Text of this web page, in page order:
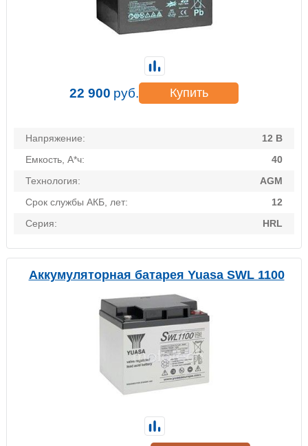
Напряжение:
12 В
Емкость, А*ч:
40
Технология:
AGM
Срок службы АКБ, лет:
12
Серия:
HRL
22 900 руб. Купить
Аккумуляторная батарея Yuasa SWL 1100